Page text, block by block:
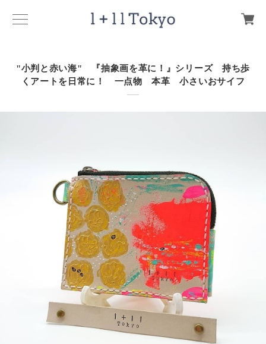
"小判と赤い海" 『抽象画を革に！』シリーズ 持ち歩
くアートを日常に！ 一点物 本革 小さいおサイフ